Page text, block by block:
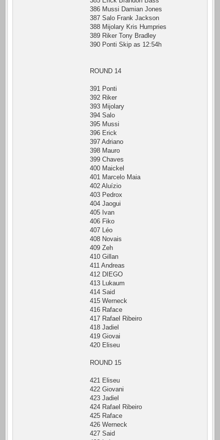
386 Mussi Damian Jones
387 Salo Frank Jackson
388 Mijolary Kris Humpries
389 Riker Tony Bradley
390 Ponti Skip as 12:54h
ROUND 14
391 Ponti
392 Riker
393 Mijolary
394 Salo
395 Mussi
396 Erick
397 Adriano
398 Mauro
399 Chaves
400 Maickel
401 Marcelo Maia
402 Aluízio
403 Pedrox
404 Jaogui
405 Ivan
406 Fiko
407 Léo
408 Novais
409 Zeh
410 Gillan
411 Andreas
412 DIEGO
413 Lukaum
414 Said
415 Werneck
416 Raface
417 Rafael Ribeiro
418 Jadiel
419 Giovai
420 Eliseu
ROUND 15
421 Eliseu
422 Giovani
423 Jadiel
424 Rafael Ribeiro
425 Raface
426 Werneck
427 Said